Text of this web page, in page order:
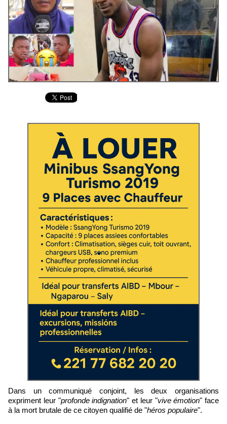
Dans un communiqué conjoint, les deux organisations
expriment leur "profonde indignation" et leur "vive émotion" face
à la mort brutale de ce citoyen qualifié de "héros populaire".